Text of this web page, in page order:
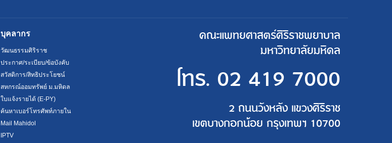
บุคลากร
วัฒนธรรมศิริราช
ประกาศ/ระเบียบ/ข้อบังคับ
สวัสดิการ/สิทธิประโยชน์
สหกรณ์ออมทรัพย์ ม.มหิดล
ใบแจ้งรายได้ (E-PY)
ค้นหาเบอร์โทรศัพท์ภายใน
Mail Mahidol
IPTV
คณะแพทยศาสตร์ศิริราชพยาบาล
มหาวิทยาลัยมหิดล
โทร. 02 419 7000
2 ถนนวังหลัง แขวงศิริราช
เขตบางกอกน้อย กรุงเทพฯ 10700